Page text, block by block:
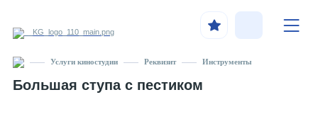
Услуги киностудии Реквизит Инструменты
Большая ступа с пестиком